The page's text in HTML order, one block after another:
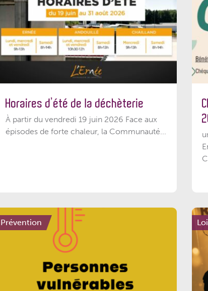
Horaires d’été de la déchèterie
À partir du vendredi 19 juin 2026 Face aux
épisodes de forte chaleur, la Communauté...
Prévention